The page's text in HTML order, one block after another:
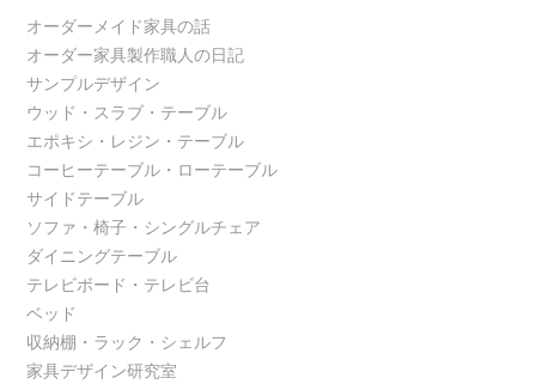
オーダーメイド家具の話
オーダー家具製作職人の日記
サンプルデザイン
ウッド・スラブ・テーブル
エポキシ・レジン・テーブル
コーヒーテーブル・ローテーブル
サイドテーブル
ソファ・椅子・シングルチェア
ダイニングテーブル
テレビボード・テレビ台
ベッド
収納棚・ラック・シェルフ
家具デザイン研究室